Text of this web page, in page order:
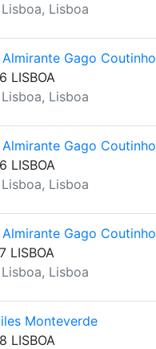
Lisboa
Gago Coutinho
LISBOA
Lisboa
Gago Coutinho
LISBOA
Lisboa
Gago Coutinho
LISBOA
Lisboa
Monteverde
LISBOA